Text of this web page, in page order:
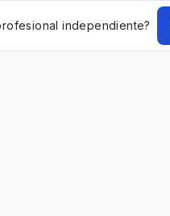
independiente?